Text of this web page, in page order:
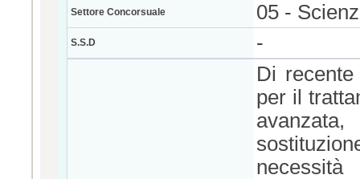
Settore Concorsuale 05 -
S.S.D -
Di
per il